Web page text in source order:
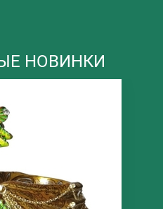
НОВИНКИ